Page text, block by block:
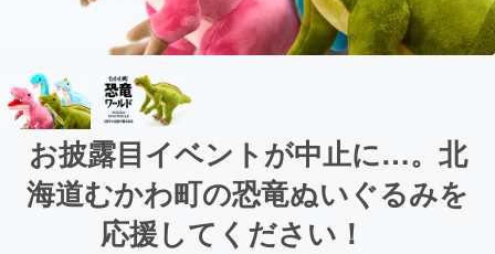
お披露目イベントが中止に…。北
海道むかわ町の恐竜ぬいぐるみを
応援してください！